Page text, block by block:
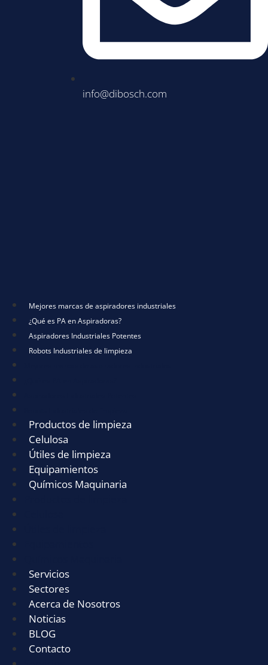
info@dibosch.com
Mejores marcas de aspiradores industriales
¿Qué es PA en Aspiradoras?
Aspiradores Industriales Potentes
Robots Industriales de limpieza
Productos de limpieza
Celulosa
Útiles de limpieza
Equipamientos
Químicos Maquinaria
Servicios
Sectores
Acerca de Nosotros
Noticias
BLOG
Contacto